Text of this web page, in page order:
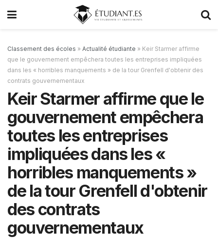
Classement des écoles » Actualité étudiante » Keir Starmer affirme
que le gouvernement empêchera toutes les entreprises impliquées
dans les « horribles manquements » de la tour Grenfell d'obtenir des
contrats gouvernementaux
Keir Starmer affirme que le
gouvernement empêchera
toutes les entreprises
impliquées dans les «
horribles manquements »
de la tour Grenfell d'obtenir
des contrats
gouvernementaux